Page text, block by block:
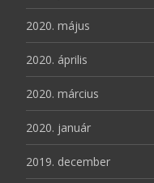
2020. május
2020. április
2020. március
2020. január
2019. december